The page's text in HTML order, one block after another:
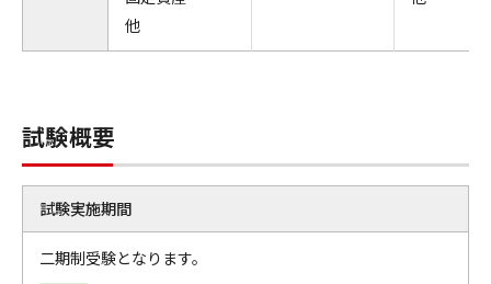
他
試験概要
試験実施期間
二期制受験となります。